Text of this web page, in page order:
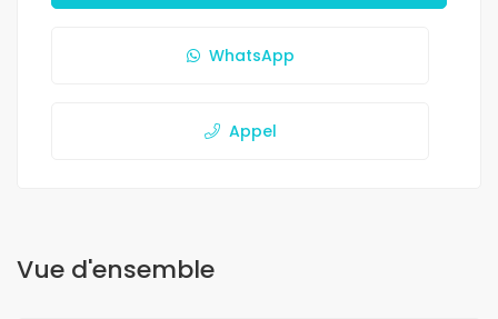
WhatsApp
Appel
Vue d'ensemble